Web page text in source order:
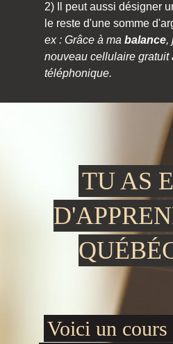
2) Il peut aussi désigner
le reste d'une somme
ex : Grâce à ma balance,
nouveau cellulaire gratuit
téléphonique.
TU AS
Voici un cours